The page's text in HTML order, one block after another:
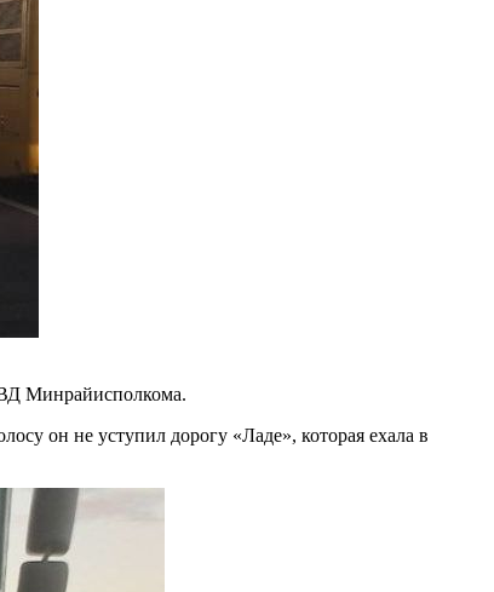
Минрайисполкома.
он не уступил дорогу «Ладе», которая ехала в